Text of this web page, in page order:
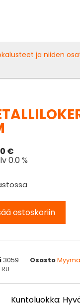
ja niiden
€
0.0 %
ostoskoriin
3059 Osasto
RU
Kuntoluokka: